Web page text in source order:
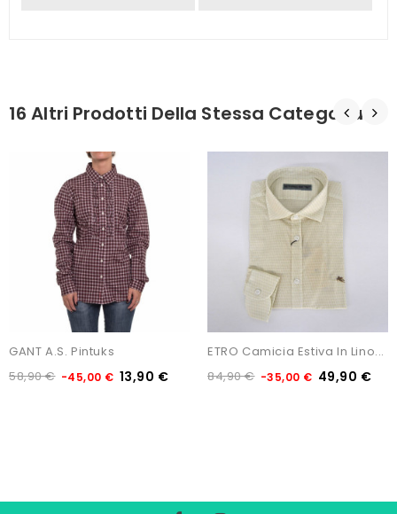
16 Altri Prodotti Della Stessa Categoria:
GANT A.S. Pintuks
58,90 € -45,00 € 13,90 €
ETRO Camicia Estiva In Lino...
84,90 € -35,00 € 49,90 €